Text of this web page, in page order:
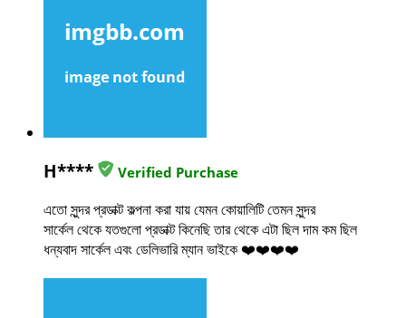
H**** Verified Purchase
এতো সুন্দর প্রডাক্ট কল্পনা করা যায় যেমন কোয়ালিটি তেমন সুন্দর
সার্কেল থেকে যতগুলো প্রডাক্ট কিনেছি তার থেকে এটা ছিল দাম কম ছিল
ধন্যবাদ সার্কেল এবং ডেলিভারি ম্যান ভাইকে ❤️❤️❤️❤️